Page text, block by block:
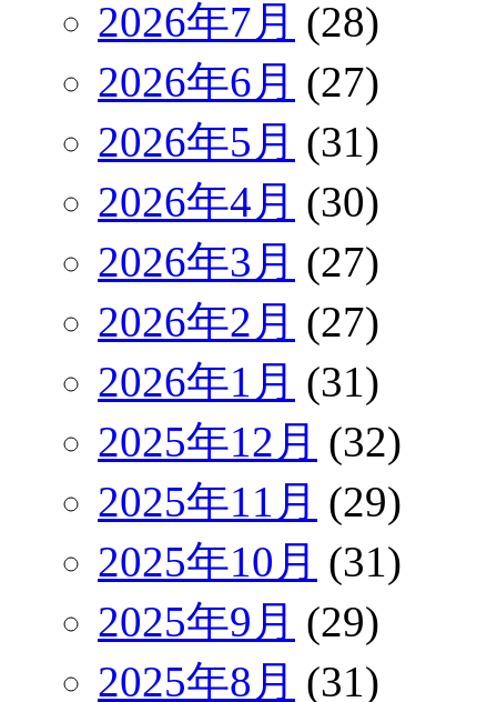
2026年7月 (28)
2026年6月 (27)
2026年5月 (31)
2026年4月 (30)
2026年3月 (27)
2026年2月 (27)
2026年1月 (31)
2025年12月 (32)
2025年11月 (29)
2025年10月 (31)
2025年9月 (29)
2025年8月 (31)